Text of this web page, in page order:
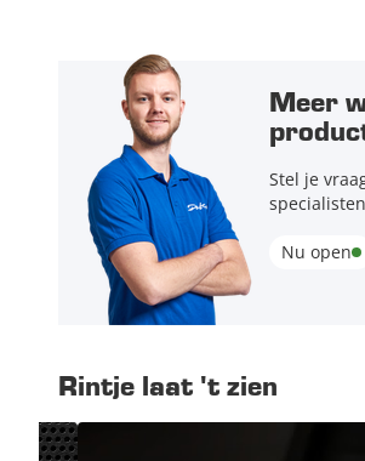
Meer
Stel je
Nu open
Rintje laat 't zien